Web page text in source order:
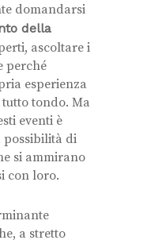
domandarsi
della
ascoltare i
perché
esperienza
tondo. Ma
eventi è
di
si ammirano
con loro.
a stretto